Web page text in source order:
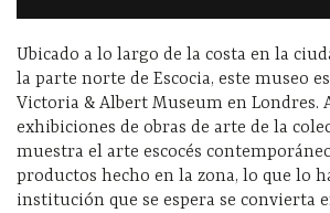
Ubicado a lo largo de la costa en la
la parte norte de Escocia, este museo
Victoria & Albert Museum en Londres.
exhibiciones de obras de arte de la
muestra el arte escocés
productos hecho en la zona, lo que lo
institución que se espera se convierta